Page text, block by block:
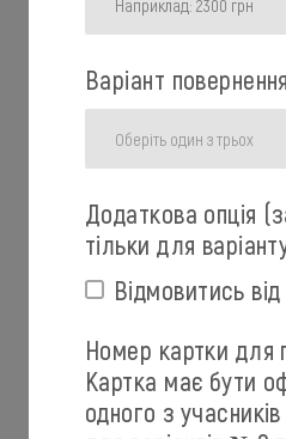
Варіант
Додаткова опція
тільки для
Відмовитись
Номер картки для
Картка має бути
одного з